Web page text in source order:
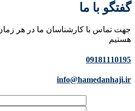
گفتگو با ما
جهت تماس با کارشناسان ما در هر
هستیم
09181110195
info@hamedanhaji.ir